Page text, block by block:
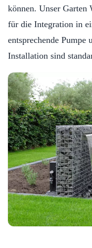
können. Unser Garten
für die Integration in
entsprechende Pumpe
Installation sind